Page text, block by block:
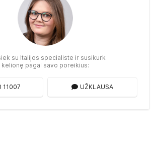
su Italijos specialiste ir susikurk
kelionę pagal savo poreikius:
11007 UŽKLAUSA